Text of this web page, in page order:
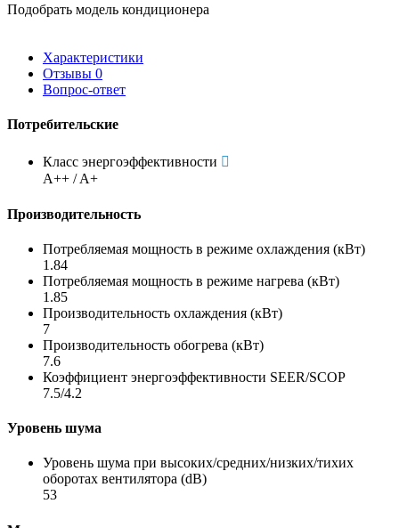
Подобрать модель кондиционера
Характеристики
Отзывы 0
Вопрос-ответ
Потребительские
Класс энергоэффективности
A++ / A+
Производительность
Потребляемая мощность в режиме охлаждения (кВт)
1.84
Потребляемая мощность в режиме нагрева (кВт)
1.85
Производительность охлаждения (кВт)
7
Производительность обогрева (кВт)
7.6
Коэффициент энергоэффективности SEER/SCOP
7.5/4.2
Уровень шума
Уровень шума при высоких/средних/низких/тихих
оборотах вентилятора (dB)
53